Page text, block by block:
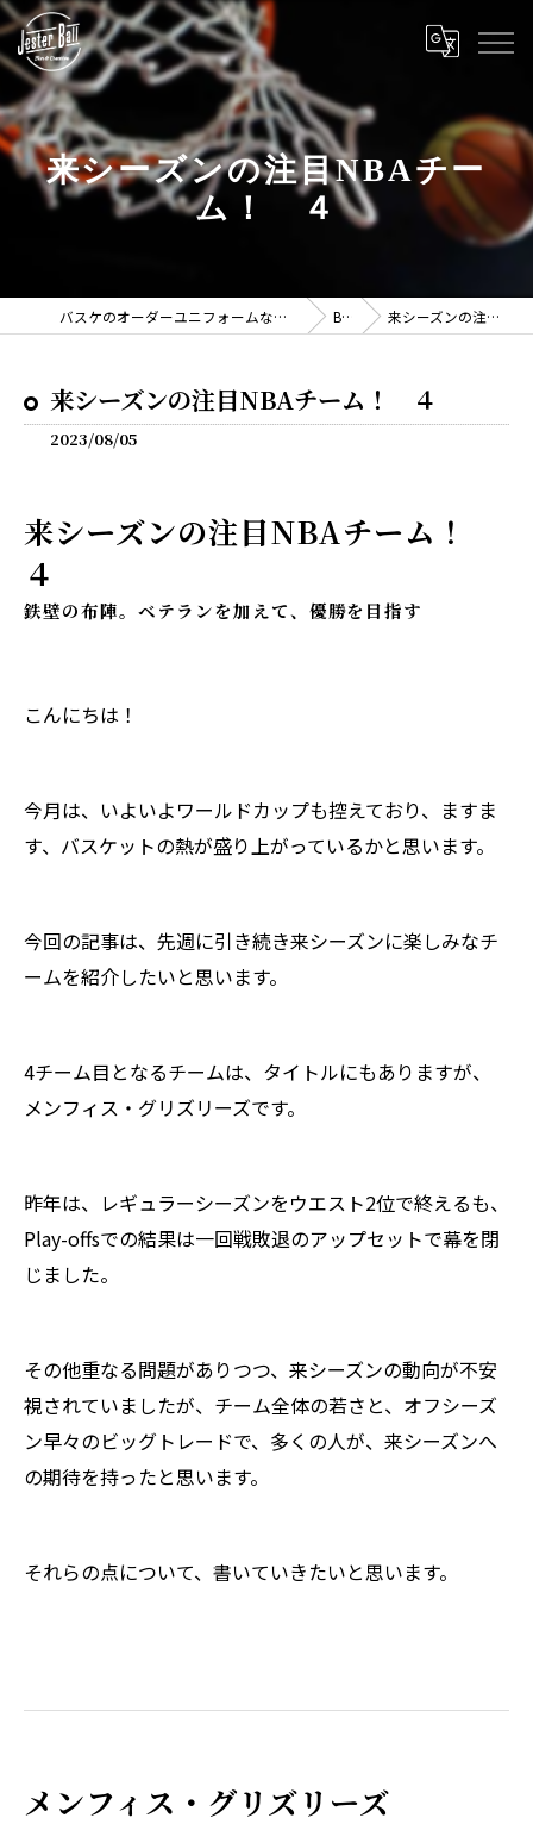
来シーズンの注目NBAチー
ム！ ４
バスケのオーダーユニフォームならJESTER BALL -ジェスターボール- BLOG 来シーズンの注目NBAチーム！ ４
来シーズンの注目NBAチーム！ ４
2023/08/05
来シーズンの注目NBAチーム！
４
鉄壁の布陣。ベテランを加えて、優勝を目指す
こんにちは！
今月は、いよいよワールドカップも控えており、ますま
す、バスケットの熱が盛り上がっているかと思います。
今回の記事は、先週に引き続き来シーズンに楽しみなチ
ームを紹介したいと思います。
4チーム目となるチームは、タイトルにもありますが、
メンフィス・グリズリーズです。
昨年は、レギュラーシーズンをウエスト2位で終えるも、
Play-offsでの結果は一回戦敗退のアップセットで幕を閉
じました。
その他重なる問題がありつつ、来シーズンの動向が不安
視されていましたが、チーム全体の若さと、オフシーズ
ン早々のビッグトレードで、多くの人が、来シーズンへ
の期待を持ったと思います。
それらの点について、書いていきたいと思います。
メンフィス・グリズリーズ